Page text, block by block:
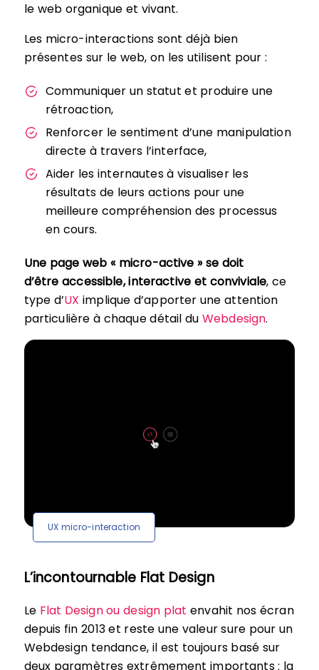
le web organique et vivant.
Les micro-interactions sont déjà bien
présentes sur le web, on les utilisent pour :
Communiquer un statut et produire une
rétroaction,
Renforcer le sentiment d’une manipulation
directe à travers l’interface,
Aider les internautes à visualiser les
résultats de leurs actions pour une
meilleure compréhension des processus
en cours.
Une page web « micro-active » se doit
d’être accessible, interactive et conviviale, ce
type d’UX implique d’apporter une attention
particulière à chaque détail du Webdesign.
UX micro-interaction
L’incontournable Flat Design
Le Flat Design ou design plat envahit nos écran
depuis fin 2013 et reste une valeur sure pour un
Webdesign tendance, il est toujours basé sur
deux paramètres extrêmement importants : la